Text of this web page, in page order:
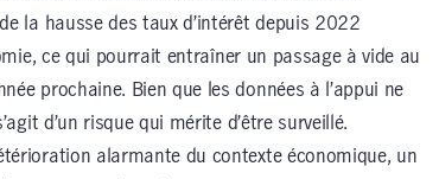
la hausse des taux d’intérêt depuis 2022
ce qui pourrait entraîner un passage à vide au
prochaine. Bien que les données à l’appui ne
d’un risque qui mérite d’être surveillé.
alarmante du contexte économique, un